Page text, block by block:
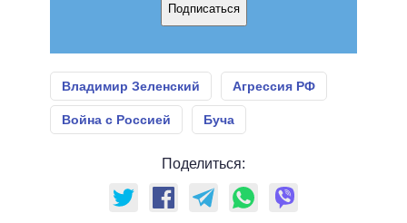
Подписаться
Владимир Зеленский Агрессия РФ
Война с Россией Буча
Поделиться: